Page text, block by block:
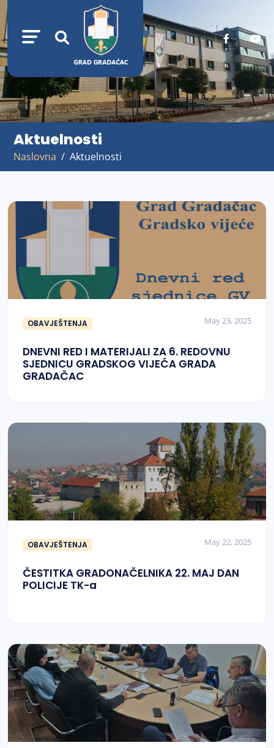
Aktuelnosti
Naslovna Aktuelnosti
OBAVJEŠTENJA May 23, 2025
DNEVNI RED I MATERIJALI ZA 6. REDOVNU
SJEDNICU GRADSKOG VIJEĆA GRADA
GRADAČAC
OBAVJEŠTENJA May 22, 2025
ČESTITKA GRADONAČELNIKA 22. MAJ DAN
POLICIJE TK-a